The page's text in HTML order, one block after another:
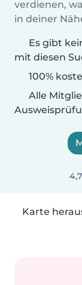
verdienen,
in deiner
Es gibt
mit diesen
100%
Alle
Karte